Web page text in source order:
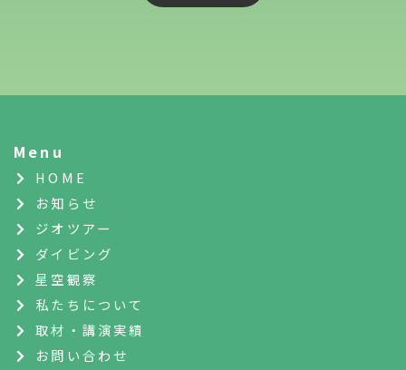
Menu
HOME
お知らせ
ジオツアー
ダイビング
星空観察
私たちについて
取材・講演実績
お問い合わせ